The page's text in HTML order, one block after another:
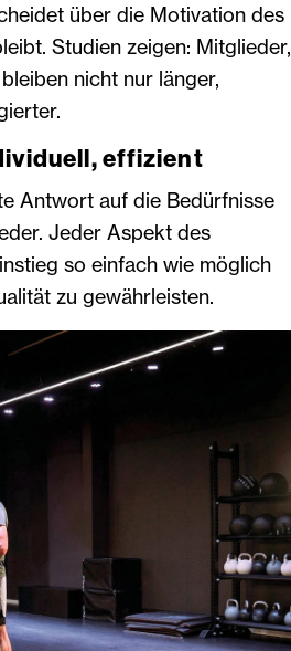
über die Motivation des
Studien zeigen: Mitglieder,
nicht nur länger,
effizient
Antwort auf die Bedürfnisse
Jeder Aspekt des
so einfach wie möglich
zu gewährleisten.